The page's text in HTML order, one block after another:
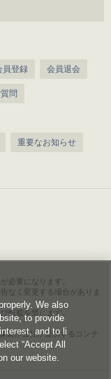
員登録 会員退会
問
重要なお知らせ
必要になります。
なく変更する場合がありま
転載を禁じます。
製作会社が提供するコンテ
We also
to provide
and to li
“Accept All
our website.